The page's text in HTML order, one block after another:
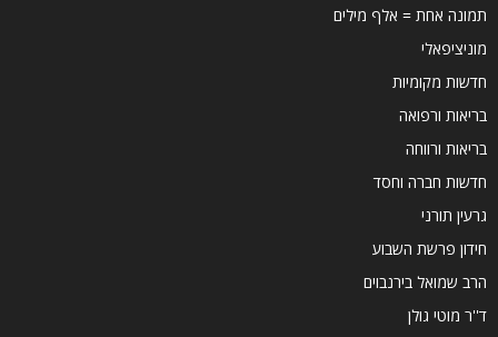
תמונה אחת = אלף מילים
מוניציפאלי
חדשות מקומיות
בריאות ורפואה
בריאות ורווחה
חדשות חברה וחסד
גרעין תורני
חידון פרשת השבוע
הרב שמואל בירנבוים
ד''ר מוטי גולן